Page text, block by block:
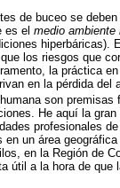
de buceo se
es el medio ambiente
hiperbáricas).
los riesgos que
la práctica
en la pérdida
son
He aquí la
profesionales
un área
en la Región de
útil a la hora de que